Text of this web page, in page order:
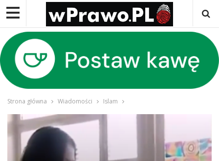
Strona główna Wiadomości Islam